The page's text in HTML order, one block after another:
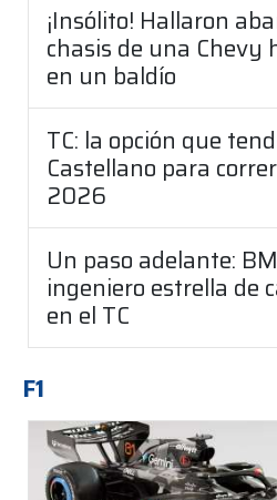
¡Insólito! Hallaron
chasis de una Chevy
en un baldío
TC: la opción que
Castellano para
2026
Un paso adelante:
ingeniero estrella de
en el TC
F1